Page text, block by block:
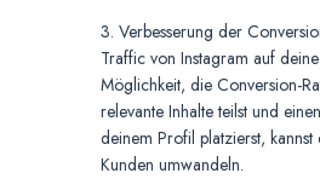
3. Verbesserung der
Traffic von Instagram auf
Möglichkeit, die Conversion-
relevante Inhalte teilst und
deinem Profil platzierst,
Kunden umwandeln.